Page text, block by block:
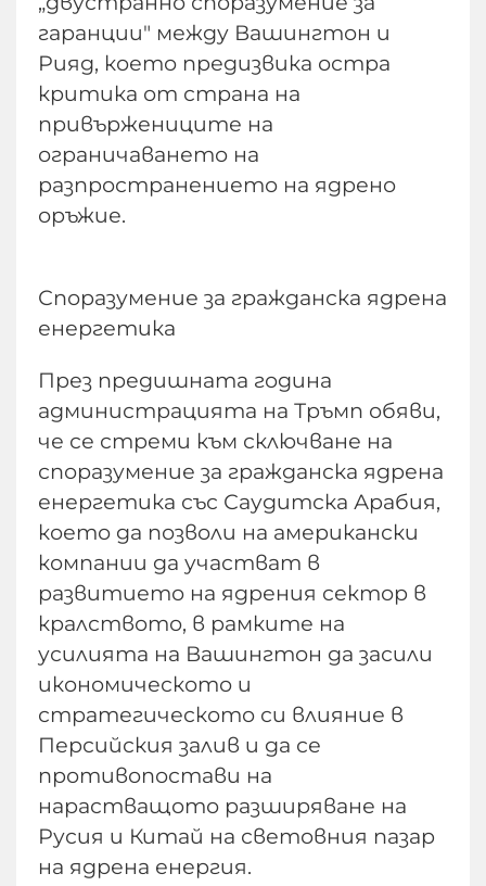
гаранции" между Вашингтон и
Рияд, което предизвика остра
критика от страна на
привържениците на
ограничаването на
разпространението на ядрено
оръжие.
Споразумение за гражданска ядрена
енергетика
През предишната година
администрацията на Тръмп обяви,
че се стреми към сключване на
споразумение за гражданска ядрена
енергетика със Саудитска Арабия,
което да позволи на американски
компании да участват в
развитието на ядрения сектор в
кралството, в рамките на
усилията на Вашингтон да засили
икономическото и
стратегическото си влияние в
Персийския залив и да се
противопостави на
нарастващото разширяване на
Русия и Китай на световния пазар
на ядрена енергия.